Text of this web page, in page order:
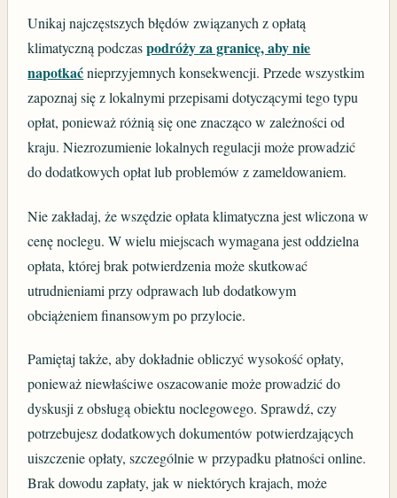
Unikaj najczęstszych błędów związanych z opłatą
klimatyczną podczaspodróży za granicę, aby nie
napotkaćnieprzyjemnych konsekwencji. Przede wszystkim
zapoznaj się z lokalnymi przepisami dotyczącymi tego typu
opłat, ponieważ różnią się one znacząco w zależności od
kraju. Niezrozumienie lokalnych regulacji może prowadzić
do dodatkowych opłat lub problemów z zameldowaniem.
Nie zakładaj, że wszędzie opłata klimatyczna jest wliczona w
cenę noclegu. W wielu miejscach wymagana jest oddzielna
opłata, której brak potwierdzenia może skutkować
utrudnieniami przy odprawach lub dodatkowym
obciążeniem finansowym po przylocie.
Pamiętaj także, aby dokładnie obliczyć wysokość opłaty,
ponieważ niewłaściwe oszacowanie może prowadzić do
dyskusji z obsługą obiektu noclegowego. Sprawdź, czy
potrzebujesz dodatkowych dokumentów potwierdzających
uiszczenie opłaty, szczególnie w przypadku płatności online.
Brak dowodu zapłaty, jak w niektórych krajach, może